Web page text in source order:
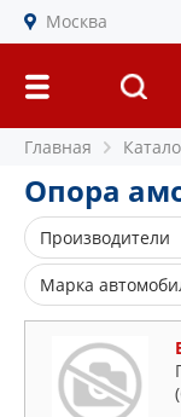
Москва
Главная
Опора
Производители
4U
AMD
AMIWA
ASP
Марка
Alfa Romeo
Audi
BMW